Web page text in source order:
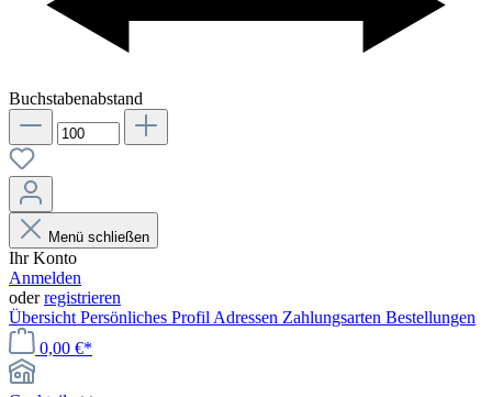
Buchstabenabstand
Menü schließen
Ihr Konto
Anmelden
oderregistrieren
Übersicht Persönliches Profil Adressen Zahlungsarten Bestellungen
0,00 €*